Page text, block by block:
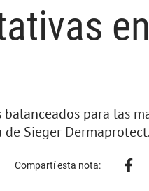
para las
Sieger
Compartí esta nota: